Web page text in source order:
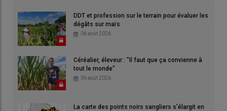
DDT et profession sur le terrain pour évaluer les
dégâts sur maïs
06 août 2026
Céréalier, éleveur : "Il faut que ça convienne à
tout le monde"
06 août 2026
La carte des points noirs sangliers s'élargit en